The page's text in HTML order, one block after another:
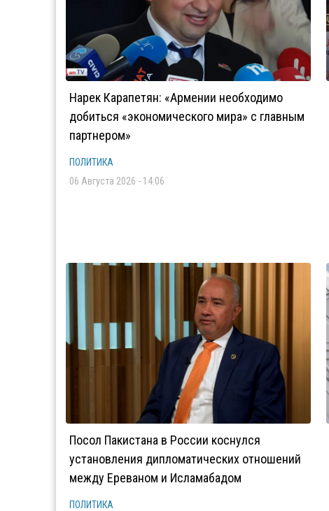
Нарек Карапетян: «Армении необходимо
добиться «экономического мира» с главным
партнером»
ПОЛИТИКА
06 Августа 2026 - 14:06
Посол Пакистана в России коснулся
установления дипломатических отношений
между Ереваном и Исламабадом
ПОЛИТИКА